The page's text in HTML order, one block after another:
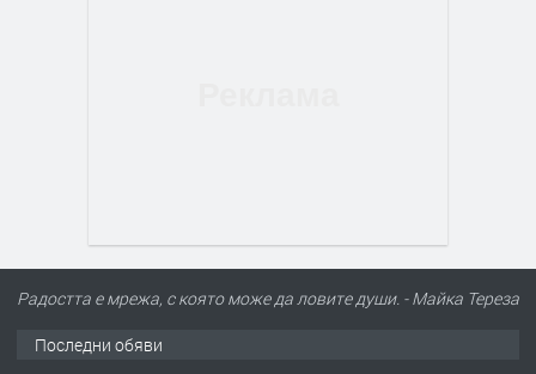
Радостта е мрежа, с която може да ловите души. - Майка Тереза
Последни обяви